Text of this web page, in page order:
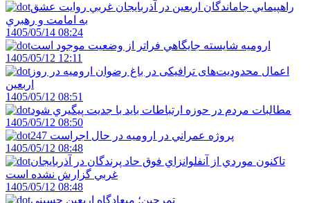
راهپيمايي جاماندگان اربعين در آذربايجان غربي روايت عشق
به امامت و رهبري
1405/05/14 08:24
اروميه شايسته جايگاهي فراتر از وضعيت موجود است
1405/05/12 12:11
اعمال محدودیت‌های ترافیکی در باغ رضوان ارومیه در روز
اربعین
1405/05/12 08:51
مطالبات مردم در حوزه ارتباطات بايد با جديت پيگيري شود
1405/05/12 08:50
247 پروژه عمراني در اروميه در حال اجراست
1405/05/12 08:48
تاکنون موردي از آنفلوانزاي فوق حاد پرندگان در آذربايجان
غربي گزارش نشده است
1405/05/12 08:48
تمرچين؛ ميعادگاه اربعين حسيني